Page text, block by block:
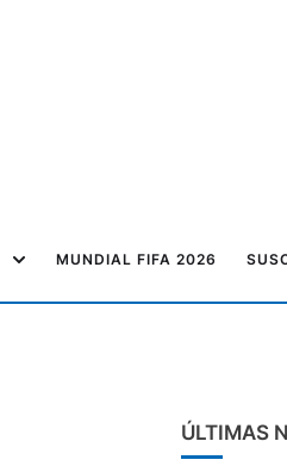
MUNDIAL FIFA 2026
ÚLTIMAS